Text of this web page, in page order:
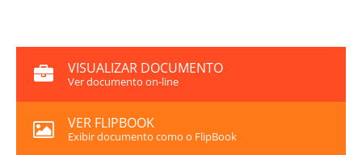
VISUALIZAR DOCUMENTO
Ver documento on-line
VER FLIPBOOK
Exibir documento como o FlipBook